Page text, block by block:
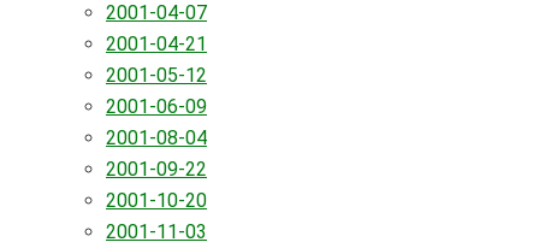
2001-04-07
2001-04-21
2001-05-12
2001-06-09
2001-08-04
2001-09-22
2001-10-20
2001-11-03